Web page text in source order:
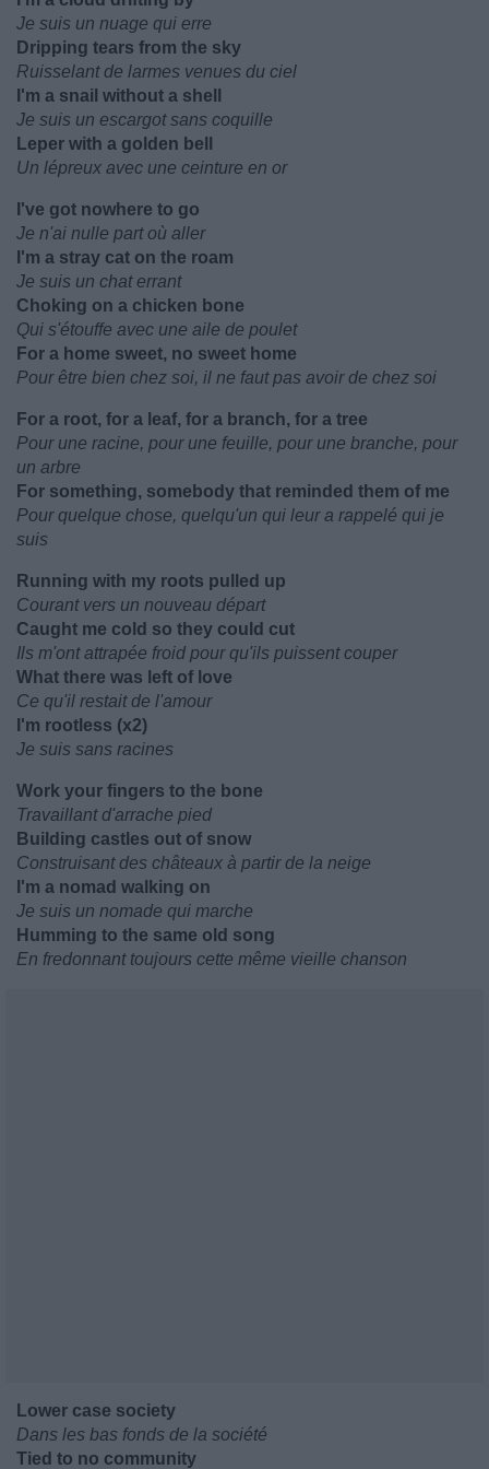
Je suis un nuage qui erre
Dripping tears from the sky
Ruisselant de larmes venues du ciel
I'm a snail without a shell
Je suis un escargot sans coquille
Leper with a golden bell
Un lépreux avec une ceinture en or
I've got nowhere to go
Je n'ai nulle part où aller
I'm a stray cat on the roam
Je suis un chat errant
Choking on a chicken bone
Qui s'étouffe avec une aile de poulet
For a home sweet, no sweet home
Pour être bien chez soi, il ne faut pas avoir de chez soi
For a root, for a leaf, for a branch, for a tree
Pour une racine, pour une feuille, pour une branche, pour
un arbre
For something, somebody that reminded them of me
Pour quelque chose, quelqu'un qui leur a rappelé qui je
suis
Running with my roots pulled up
Courant vers un nouveau départ
Caught me cold so they could cut
Ils m'ont attrapée froid pour qu'ils puissent couper
What there was left of love
Ce qu'il restait de l'amour
I'm rootless (x2)
Je suis sans racines
Work your fingers to the bone
Travaillant d'arrache pied
Building castles out of snow
Construisant des châteaux à partir de la neige
I'm a nomad walking on
Je suis un nomade qui marche
Humming to the same old song
En fredonnant toujours cette même vieille chanson
Lower case society
Dans les bas fonds de la société
Tied to no community